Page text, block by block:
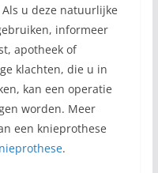
u deze natuurlijke
informeer
apotheek of
klachten, die u in
kan een operatie
worden. Meer
een knieprothese
.